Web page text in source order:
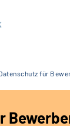
für